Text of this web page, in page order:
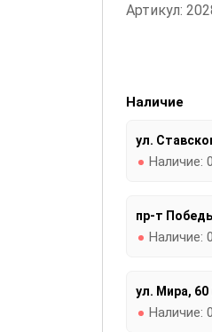
Артикул:
Наличие
ул.
Наличие:
пр-т
Наличие:
ул. Мира,
Наличие: